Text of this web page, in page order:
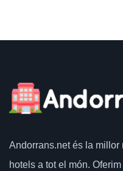
Andorrans.netés la millor
hotels a tot el món.